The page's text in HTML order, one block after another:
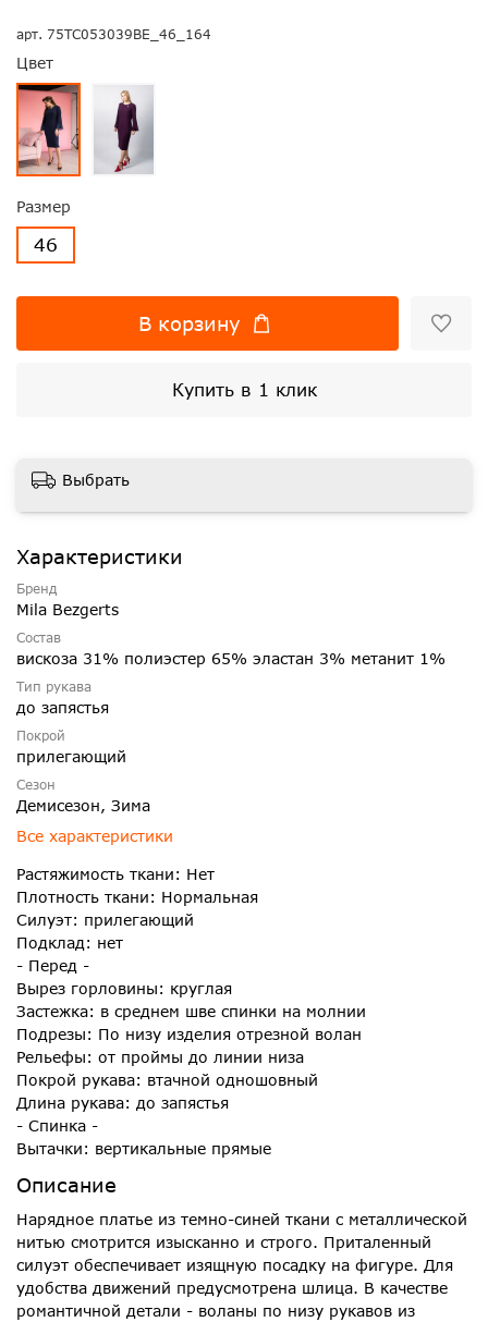
арт. 75ТС053039ВЕ_46_164
Цвет
Размер
46
В корзину
Купить в 1 клик
Выбрать
Характеристики
Бренд
Mila Bezgerts
Состав
вискоза 31% полиэстер 65% эластан 3% метанит 1%
Тип рукава
до запястья
Покрой
прилегающий
Сезон
Демисезон, Зима
Все характеристики
Растяжимость ткани: Нет
Плотность ткани: Нормальная
Силуэт: прилегающий
Подклад: нет
- Перед -
Вырез горловины: круглая
Застежка: в среднем шве спинки на молнии
Подрезы: По низу изделия отрезной волан
Рельефы: от проймы до линии низа
Покрой рукава: втачной одношовный
Длина рукава: до запястья
- Спинка -
Вытачки: вертикальные прямые
Описание
Нарядное платье из темно-синей ткани с металлической
нитью смотрится изысканно и строго. Приталенный
силуэт обеспечивает изящную посадку на фигуре. Для
удобства движений предусмотрена шлица. В качестве
романтичной детали - воланы по низу рукавов из